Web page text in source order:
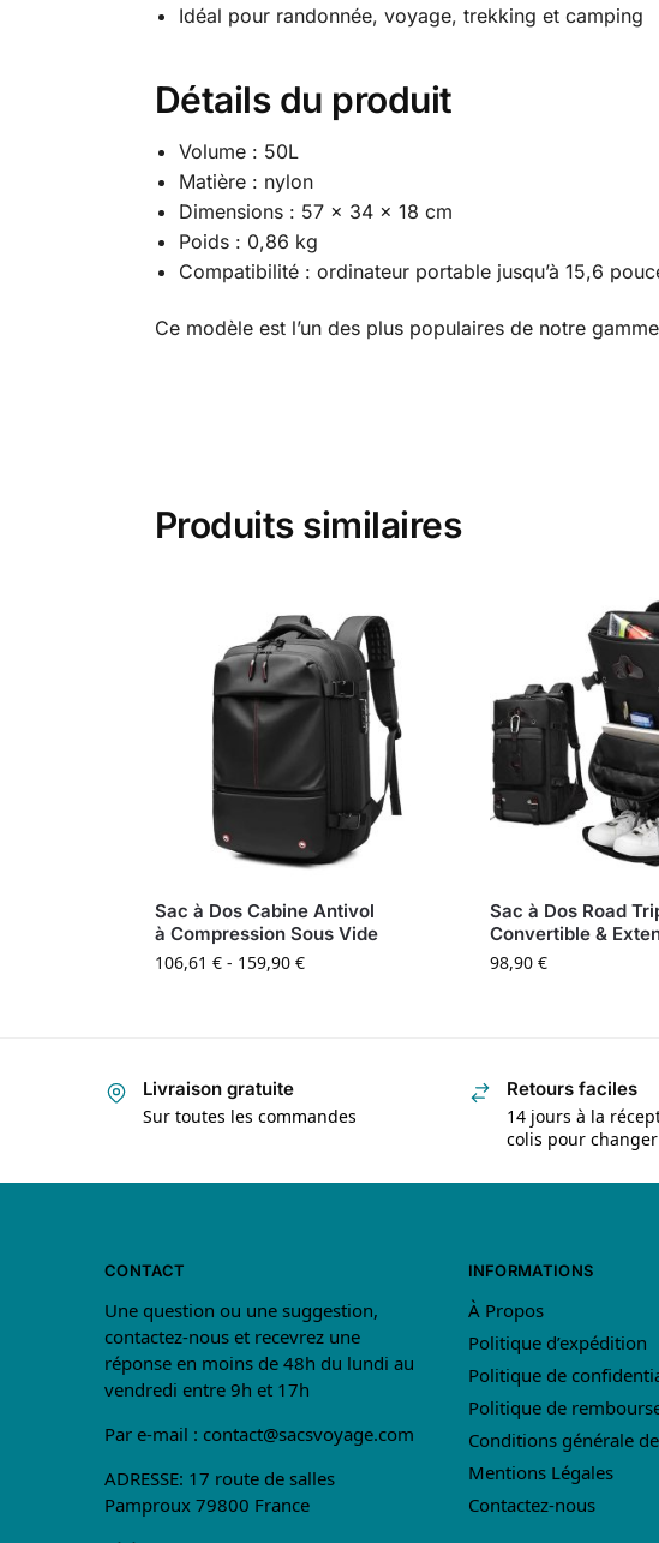
Idéal pour randonnée, voyage, trekking et camping
Détails du produit
Volume : 50L
Matière : nylon
Dimensions : 57 x 34 x 18 cm
Poids : 0,86 kg
Compatibilité : ordinateur portable jusqu’à 15,6
Ce modèle est l’un des plus populaires de notre gamme
Produits similaires
Sac à Dos Cabine Antivol
à Compression Sous Vide
106,61 €- 159,90 €
Sac à Dos Road
Convertible &
98,90 €
Livraison gratuite
Sur toutes les commandes
Retours faciles
14 jours à la
colis pour
CONTACT
Une question ou une suggestion,
contactez-nous et recevrez une
réponse en moins de 48h du lundi au
vendredi entre 9h et 17h
Par e-mail : contact@sacsvoyage.com
ADRESSE: 17 route de salles
Pamproux 79800 France
INFORMATIONS
À Propos
Politique d’expédition
Politique de
Politique de
Conditions générale
Mentions Légales
Contactez-nous